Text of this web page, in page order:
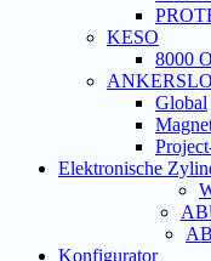
KESO
8000
Global
Elektronische
Konfigurator